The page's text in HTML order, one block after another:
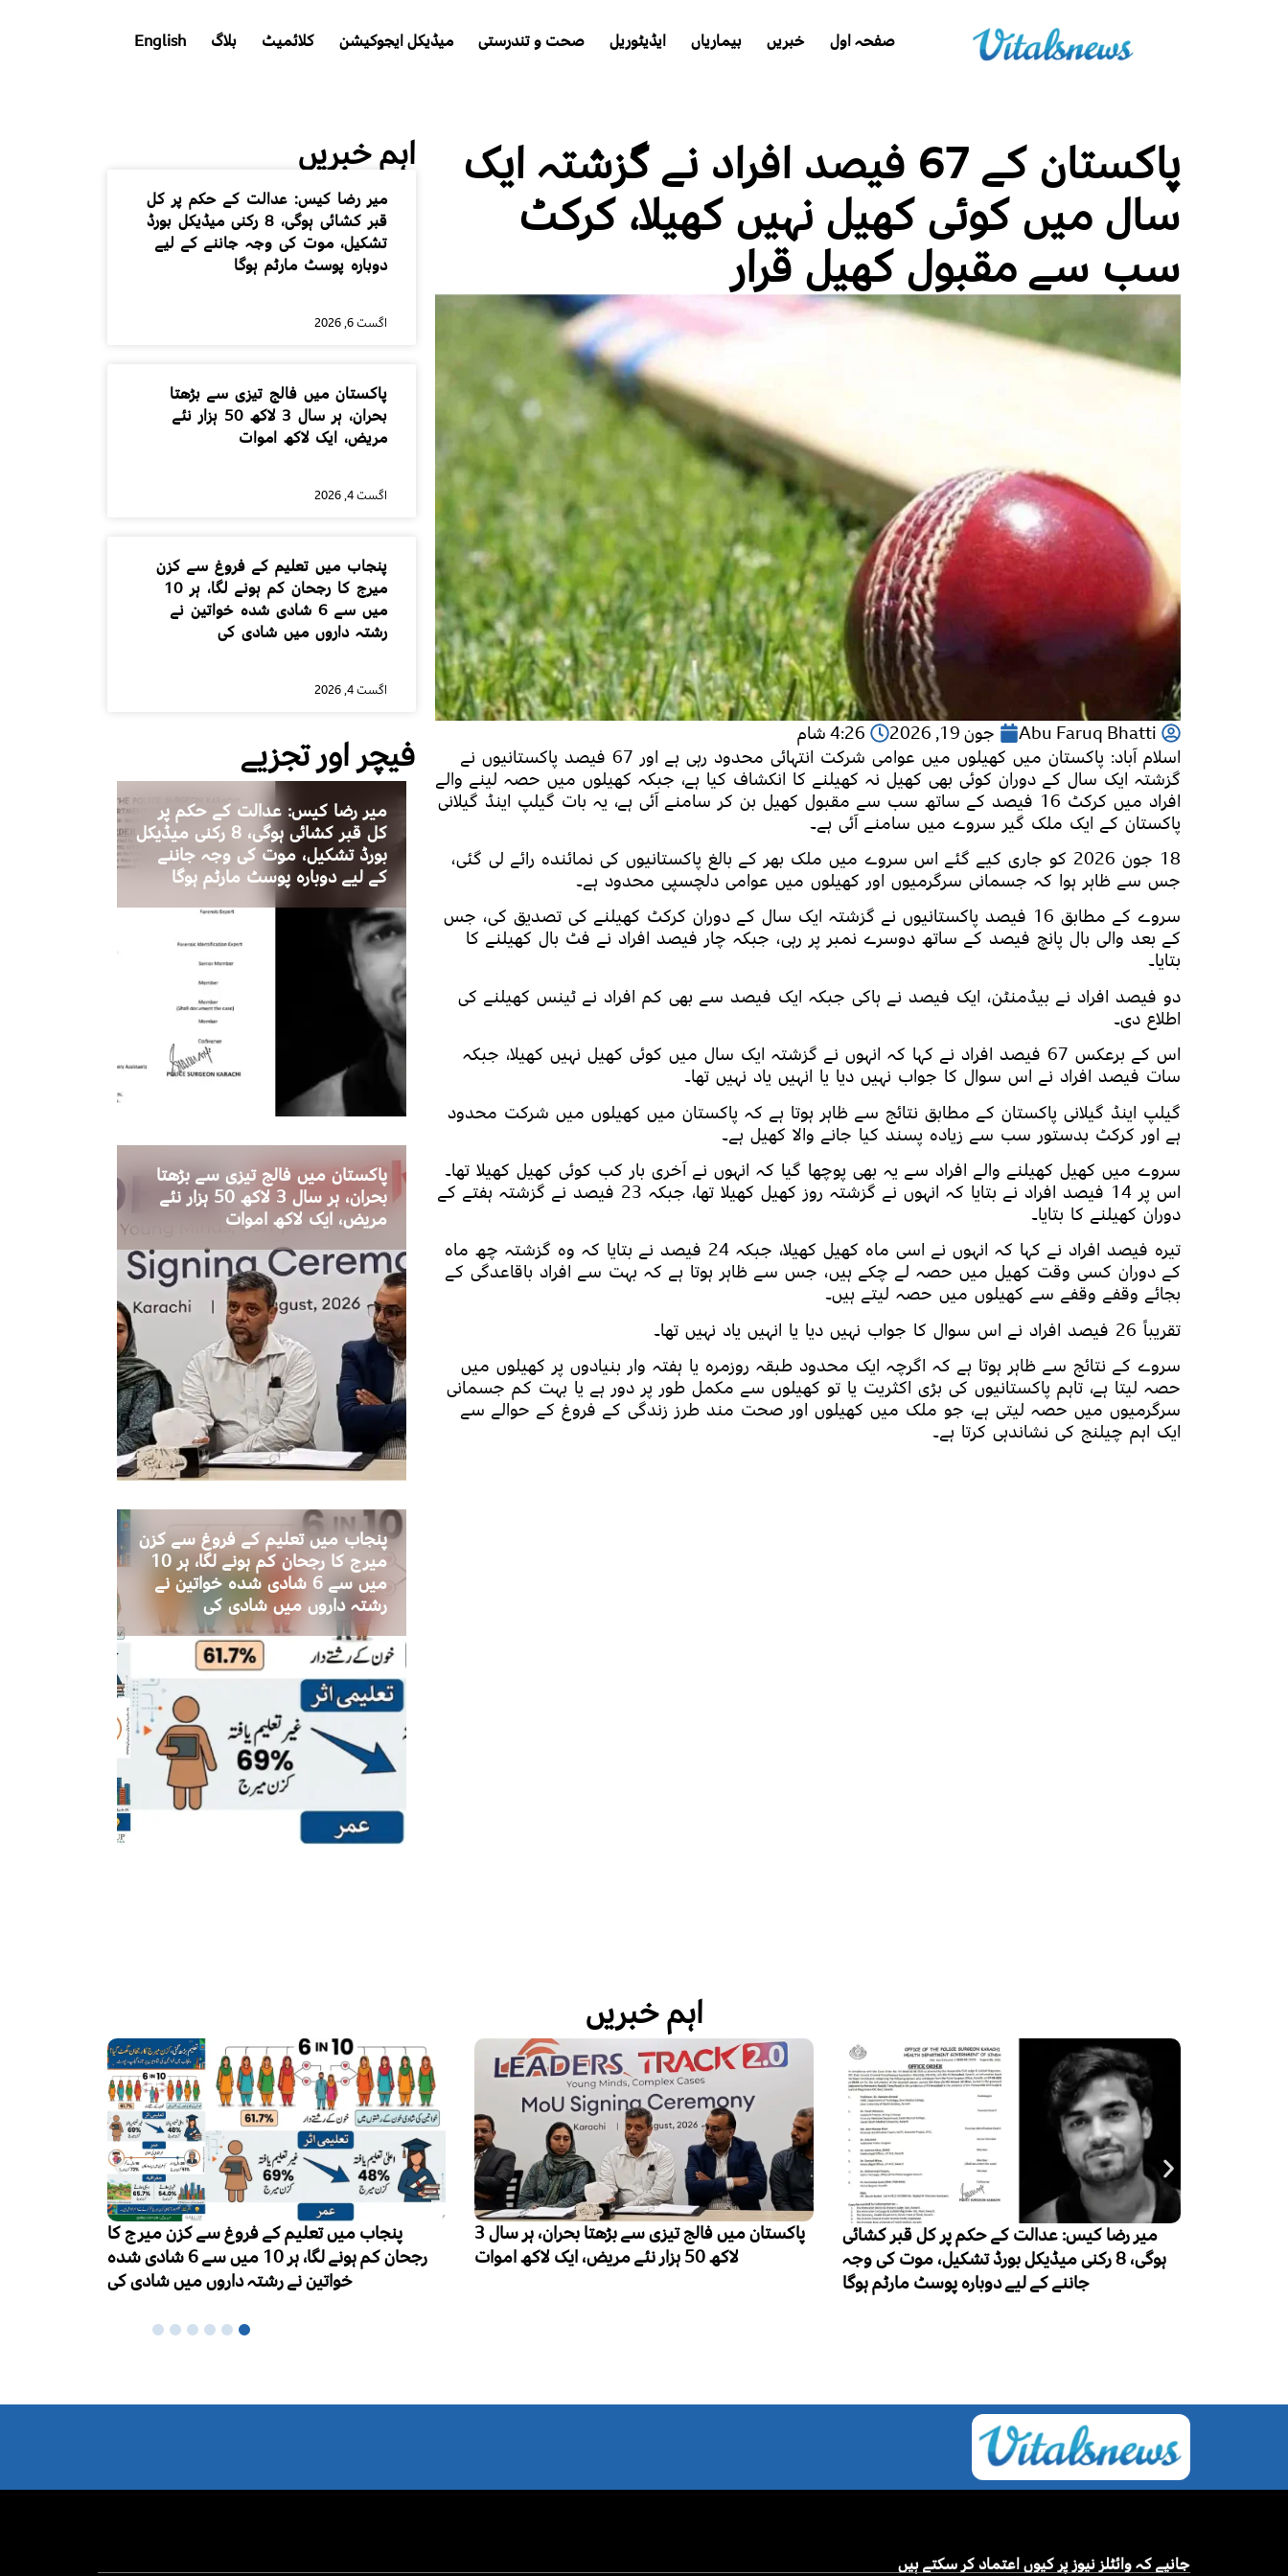
صفحہ اول خبریں بیماریاں ایڈیٹوریل صحت و تندرستی میڈیکل ایجوکیشن کلائمیٹ بلاگ English
پاکستان کے 67 فیصد افراد نے گزشتہ ایک
سال میں کوئی کھیل نہیں کھیلا، کرکٹ
سب سے مقبول کھیل قرار
Abu Faruq Bhatti جون 19, 2026
4:26 شام
اسلام آباد: پاکستان میں کھیلوں میں عوامی شرکت انتہائی محدود رہی ہے اور 67 فیصد پاکستانیوں نے
گزشتہ ایک سال کے دوران کوئی بھی کھیل نہ کھیلنے کا انکشاف کیا ہے، جبکہ کھیلوں میں حصہ لینے والے
افراد میں کرکٹ 16 فیصد کے ساتھ سب سے مقبول کھیل بن کر سامنے آئی ہے، یہ بات گیلپ اینڈ گیلانی
پاکستان کے ایک ملک گیر سروے میں سامنے آئی ہے۔
18 جون 2026 کو جاری کیے گئے اس سروے میں ملک بھر کے بالغ پاکستانیوں کی نمائندہ رائے لی گئی،
جس سے ظاہر ہوا کہ جسمانی سرگرمیوں اور کھیلوں میں عوامی دلچسپی محدود ہے۔
سروے کے مطابق 16 فیصد پاکستانیوں نے گزشتہ ایک سال کے دوران کرکٹ کھیلنے کی تصدیق کی، جس
کے بعد والی بال پانچ فیصد کے ساتھ دوسرے نمبر پر رہی، جبکہ چار فیصد افراد نے فٹ بال کھیلنے کا
بتایا۔
دو فیصد افراد نے بیڈمنٹن، ایک فیصد نے ہاکی جبکہ ایک فیصد سے بھی کم افراد نے ٹینس کھیلنے کی
اطلاع دی۔
اس کے برعکس 67 فیصد افراد نے کہا کہ انہوں نے گزشتہ ایک سال میں کوئی کھیل نہیں کھیلا، جبکہ
سات فیصد افراد نے اس سوال کا جواب نہیں دیا یا انہیں یاد نہیں تھا۔
گیلپ اینڈ گیلانی پاکستان کے مطابق نتائج سے ظاہر ہوتا ہے کہ پاکستان میں کھیلوں میں شرکت محدود
ہے اور کرکٹ بدستور سب سے زیادہ پسند کیا جانے والا کھیل ہے۔
سروے میں کھیل کھیلنے والے افراد سے یہ بھی پوچھا گیا کہ انہوں نے آخری بار کب کوئی کھیل کھیلا تھا۔
اس پر 14 فیصد افراد نے بتایا کہ انہوں نے گزشتہ روز کھیل کھیلا تھا، جبکہ 23 فیصد نے گزشتہ ہفتے کے
دوران کھیلنے کا بتایا۔
تیرہ فیصد افراد نے کہا کہ انہوں نے اسی ماہ کھیل کھیلا، جبکہ 24 فیصد نے بتایا کہ وہ گزشتہ چھ ماہ
کے دوران کسی وقت کھیل میں حصہ لے چکے ہیں، جس سے ظاہر ہوتا ہے کہ بہت سے افراد باقاعدگی کے
بجائے وقفے وقفے سے کھیلوں میں حصہ لیتے ہیں۔
تقریباً 26 فیصد افراد نے اس سوال کا جواب نہیں دیا یا انہیں یاد نہیں تھا۔
سروے کے نتائج سے ظاہر ہوتا ہے کہ اگرچہ ایک محدود طبقہ روزمرہ یا ہفتہ وار بنیادوں پر کھیلوں میں
حصہ لیتا ہے، تاہم پاکستانیوں کی بڑی اکثریت یا تو کھیلوں سے مکمل طور پر دور ہے یا بہت کم جسمانی
سرگرمیوں میں حصہ لیتی ہے، جو ملک میں کھیلوں اور صحت مند طرز زندگی کے فروغ کے حوالے سے
ایک اہم چیلنج کی نشاندہی کرتا ہے۔
اہم خبریں
میر رضا کیس: عدالت کے حکم پر کل
قبر کشائی ہوگی، 8 رکنی میڈیکل بورڈ
تشکیل، موت کی وجہ جاننے کے لیے
دوبارہ پوسٹ مارٹم ہوگا
اگست 6, 2026
پاکستان میں فالج تیزی سے بڑھتا
بحران، ہر سال 3 لاکھ 50 ہزار نئے
مریض، ایک لاکھ اموات
اگست 4, 2026
پنجاب میں تعلیم کے فروغ سے کزن
میرج کا رجحان کم ہونے لگا، ہر 10
میں سے 6 شادی شدہ خواتین نے
رشتہ داروں میں شادی کی
اگست 4, 2026
فیچر اور تجزیے
میر رضا کیس: عدالت کے حکم پر
کل قبر کشائی ہوگی، 8 رکنی میڈیکل
بورڈ تشکیل، موت کی وجہ جاننے
کے لیے دوبارہ پوسٹ مارٹم ہوگا
پاکستان میں فالج تیزی سے بڑھتا
بحران، ہر سال 3 لاکھ 50 ہزار نئے
مریض، ایک لاکھ اموات
پنجاب میں تعلیم کے فروغ سے کزن
میرج کا رجحان کم ہونے لگا، ہر 10
میں سے 6 شادی شدہ خواتین نے
رشتہ داروں میں شادی کی
اہم خبریں
حکم پر کل قبر کشائی
بورڈ تشکیل، موت کی وجہ
پاکستان میں فالج تیزی سے بڑھتا بحران، ہر سال 3
لاکھ 50 ہزار نئے مریض، ایک لاکھ اموات
پنجاب میں تعلیم کے فروغ سے کزن میرج کا
رجحان کم ہونے لگا، ہر 10 میں سے 6 شادی شدہ
ورلڈ بریسٹ فیڈنگ ویک کا آغاز، ماں کا دودھ
نومولود بچوں کی بہترین غذا قرار
جانیے کہ وائٹلز نیوز پر کیوں اعتماد کر سکتے ہیں